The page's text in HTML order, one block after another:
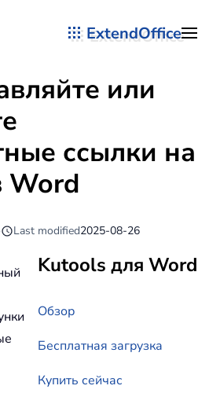
ExtendOffice
или
ссылки на
Word
Last modified2025-08-26
Kutools для Word
Обзор
Бесплатная загрузка
Купить сейчас